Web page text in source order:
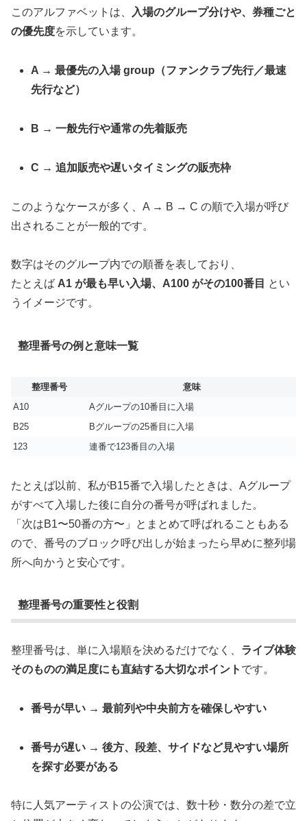
このアルファベットは、
入場のグループ分けや、券種ごと
の優先度を示しています。
A → 最優先の入場 group（ファンクラブ先行／最速
先行など）
B → 一般先行や通常の先着販売
C → 追加販売や遅いタイミングの販売枠
このようなケースが多く、A → B → C の順で入場が呼び
出されることが一般的です。
数字はそのグループ内での順番を表しており、
たとえば A1 が最も早い入場、A100 がその100番目 とい
うイメージです。
整理番号の例と意味一覧
整理番号
意味
A10
Aグループの10番目に入場
B25
Bグループの25番目に入場
123
連番で123番目の入場
たとえば以前、私がB15番で入場したときは、Aグループ
がすべて入場した後に自分の番号が呼ばれました。
「次はB1〜50番の方〜」とまとめて呼ばれることもある
ので、番号のブロック呼び出しが始まったら早めに整列場
所へ向かうと安心です。
整理番号の重要性と役割
整理番号は、単に入場順を決めるだけでなく、 ライブ体験
そのものの満足度にも直結する大切なポイント です。
番号が早い → 最前列や中央前方を確保しやすい
番号が遅い → 後方、段差、サイドなど見やすい場所
を探す必要がある
特に人気アーティストの公演では、数十秒・数分の差で立